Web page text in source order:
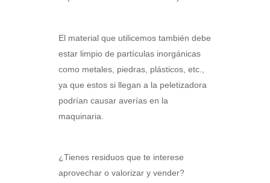
El material que utilicemos también debe
estar limpio de partículas inorgánicas
como metales, piedras, plásticos, etc.,
ya que estos si llegan a la peletizadora
podrían causar averías en la
maquinaria.
¿Tienes residuos que te interese
aprovechar o valorizar y vender?